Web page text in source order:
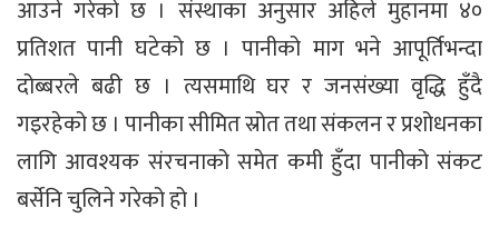
आउने गरेको छ । संस्थाका अनुसार अहिले मुहानमा ४०
प्रतिशत पानी घटेको छ । पानीको माग भने आपूर्तिभन्दा
दोब्बरले बढी छ । त्यसमाथि घर र जनसंख्या वृद्धि हुँदै
गइरहेको छ । पानीका सीमित स्रोत तथा संकलन र प्रशोधनका
लागि आवश्यक संरचनाको समेत कमी हुँदा पानीको संकट
बर्सेनि चुलिने गरेको हो ।